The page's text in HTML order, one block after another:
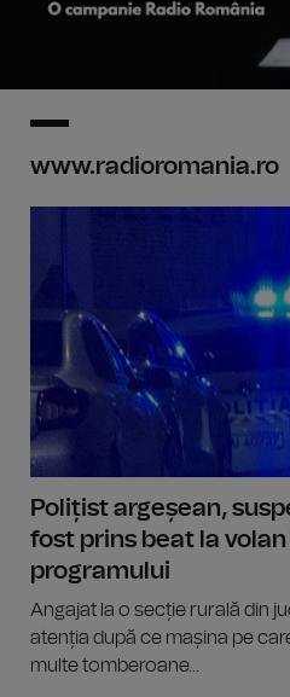
www.radioromania.ro
Polițist argeșean,
fost prins beat la volan
programului
Angajat la o secție rurală din
atenția după ce mașina pe
multe tomberoane...